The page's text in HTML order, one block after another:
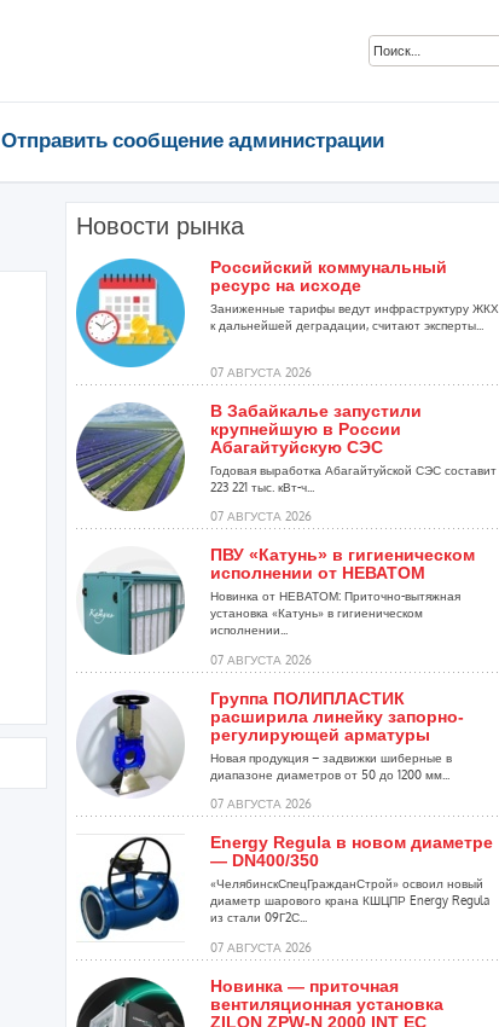
Отправить сообщение администрации
Новости рынка
Российский коммунальный
ресурс на исходе
Заниженные тарифы ведут инфраструктуру ЖКХ
к дальнейшей деградации, считают эксперты...
07 АВГУСТА 2026
В Забайкалье запустили
крупнейшую в России
Абагайтуйскую СЭС
Годовая выработка Абагайтуйской СЭС составит
223 221 тыс. кВт-ч...
07 АВГУСТА 2026
ПВУ «Катунь» в гигиеническом
исполнении от НЕВАТОМ
Новинка от НЕВАТОМ: Приточно-вытяжная
установка «Катунь» в гигиеническом
исполнении...
07 АВГУСТА 2026
Группа ПОЛИПЛАСТИК
расширила линейку запорно-
регулирующей арматуры
Новая продукция – задвижки шиберные в
диапазоне диаметров от 50 до 1200 мм...
07 АВГУСТА 2026
Energy Regula в новом диаметре
— DN400/350
«ЧелябинскСпецГражданСтрой» освоил новый
диаметр шарового крана КШЦПР Energy Regula
из стали 09Г2С...
07 АВГУСТА 2026
Новинка — приточная
вентиляционная установка
ZILON ZPW-N 2000 INT EC